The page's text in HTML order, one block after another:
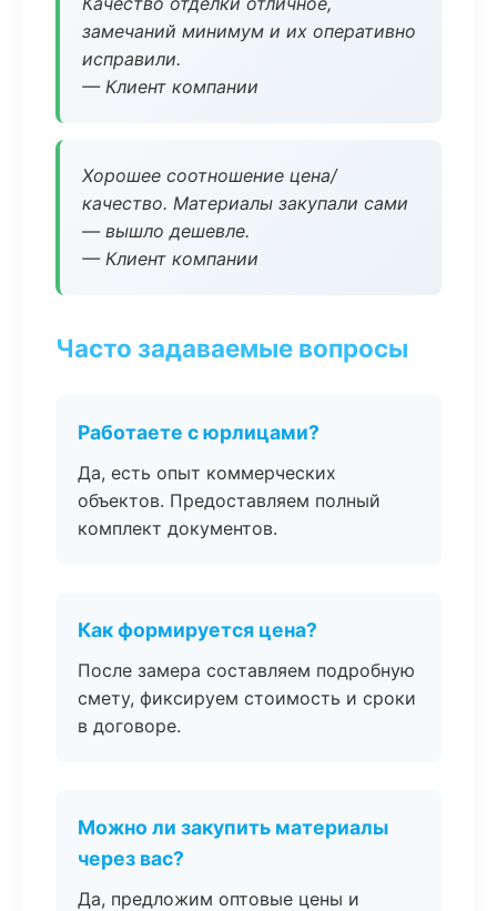
замечаний минимум и их оперативно
исправили.
— Клиент компании
Хорошее соотношение цена/
качество. Материалы закупали сами
— вышло дешевле.
— Клиент компании
Часто задаваемые вопросы
Работаете с юрлицами?
Да, есть опыт коммерческих
объектов. Предоставляем полный
комплект документов.
Как формируется цена?
После замера составляем подробную
смету, фиксируем стоимость и сроки
в договоре.
Можно ли закупить материалы
через вас?
Да, предложим оптовые цены и